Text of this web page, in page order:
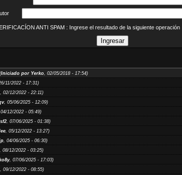
ANTI SPAM : Ingrese el resultado de la siguiente operación
(Iniciado por Yerko, 02/05/2018 - 17:54)
11/2022 - 17:31)
, 02/12/2022 - 22:11)
, 05/06/2025 - 12:09)
12/2022 - 05:49)
, 07/06/2025 - 01:38)
, 05/12/2022 - 13:27)
, 04/06/2025 - 06:30)
, 08/12/2022 - 03:25)
, 07/06/2025 - 17:03)
, 09/12/2022 - 08:55)